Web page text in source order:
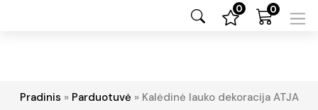
0 0
Pradinis » Parduotuvė » Kalėdinė lauko dekoracija ATJA